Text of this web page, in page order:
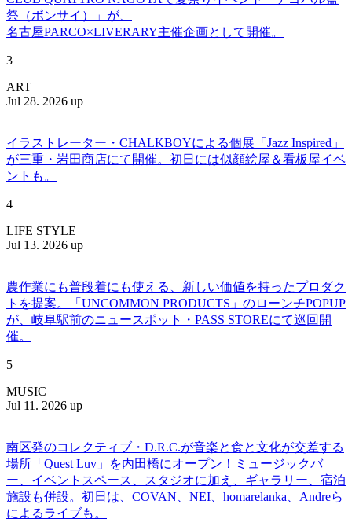
祭（ボンサイ）」が、
名古屋PARCO×LIVERARY主催企画として開催。
3
ART
Jul 28. 2026 up
イラストレーター・CHALKBOYによる個展「Jazz Inspired」
が三重・岩田商店にて開催。初日には似顔絵屋＆看板屋イベ
ントも。
4
LIFE STYLE
Jul 13. 2026 up
農作業にも普段着にも使える、新しい価値を持ったプロダク
トを提案。「UNCOMMON PRODUCTS」のローンチPOPUP
が、岐阜駅前のニュースポット・PASS STOREにて巡回開
催。
5
MUSIC
Jul 11. 2026 up
南区発のコレクティブ・D.R.C.が⾳楽と⾷と⽂化が交差する
場所「Quest Luv」を内田橋にオープン！ミュージックバ
ー、イベントスペース、スタジオに加え、ギャラリー、宿泊
施設も併設。初日は、COVAN、NEI、homarelanka、Andreら
によるライブも。